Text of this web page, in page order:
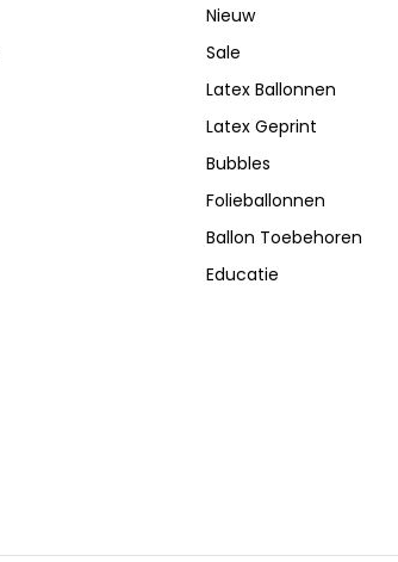
Nieuw
Sale
Latex Ballonnen
Latex Geprint
Bubbles
Folieballonnen
Ballon Toebehoren
Educatie